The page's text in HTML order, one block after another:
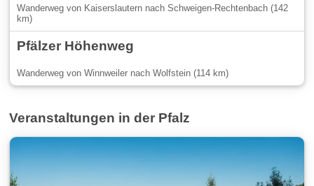
Wanderweg von Kaiserslautern nach Schweigen-Rechtenbach (142
km)
Pfälzer Höhenweg
Wanderweg von Winnweiler nach Wolfstein (114 km)
Veranstaltungen in der Pfalz